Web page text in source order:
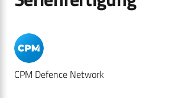
CPM Defence Network